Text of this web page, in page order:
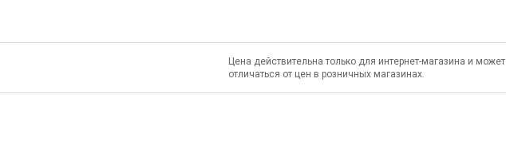
Цена действительна только для интернет-магазина и может
отличаться от цен в розничных магазинах.